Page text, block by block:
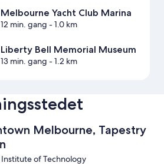
Melbourne Yacht Club Marina
12 min. gang - 1.0 km
Liberty Bell Memorial Museum
13 min. gang - 1.2 km
Melbourne, Tapestry
of Technology